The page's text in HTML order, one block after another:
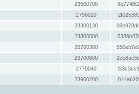
23500700
2790010
23300130
23300580
25700300
23700600
2770040
23900200